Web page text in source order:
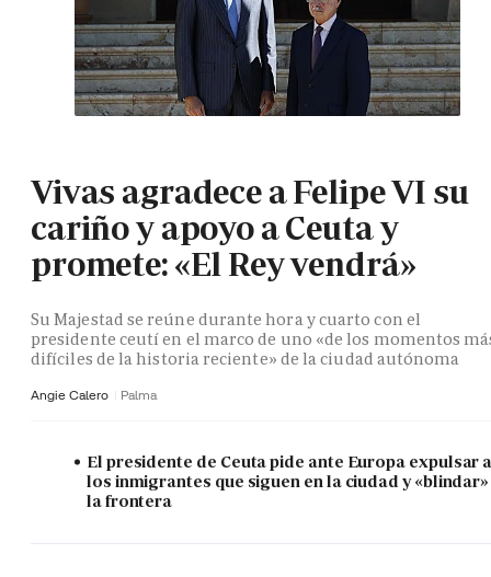
Vivas agradece a Felipe VI su
cariño y apoyo a Ceuta y
promete: «El Rey vendrá»
Su Majestad se reúne durante hora y cuarto con el
presidente ceutí en el marco de uno «de los momentos
difíciles de la historia reciente» de la ciudad autónoma
Angie Calero Palma
El presidente de Ceuta pide ante Europa expulsar
los inmigrantes que siguen en la ciudad y «blindar»
la frontera